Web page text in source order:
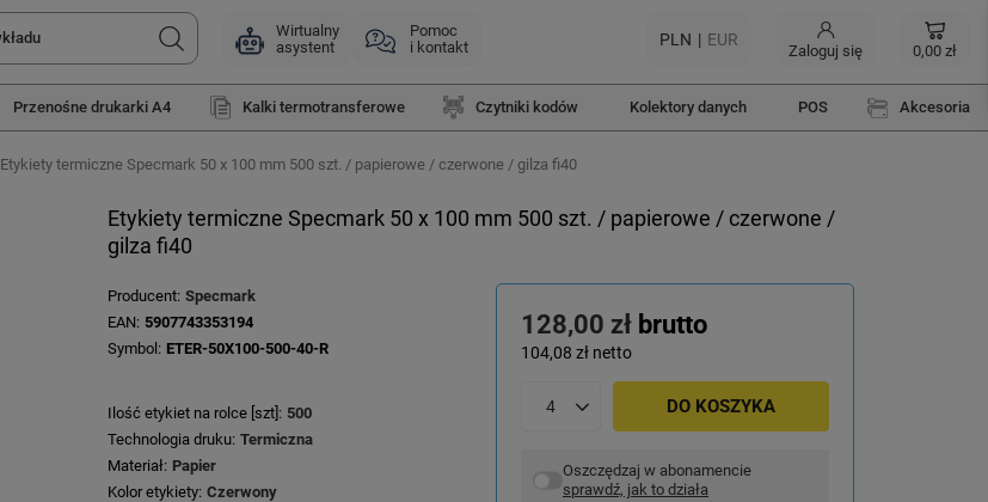
Wirtualny
asystent
Pomoc
i kontakt
PLN EUR
Zaloguj się 0,00 zł
Przenośne drukarki A4 Kalki termotransferowe Czytniki kodów Kolektory danych POS Akcesoria
Etykiety termiczne Specmark 50 x 100 mm 500 szt. / papierowe / czerwone / gilza fi40
Etykiety termiczne Specmark 50 x 100 mm 500 szt. / papierowe / czerwone /
gilza fi40
128,00 zł brutto
104,08 zł netto
DO KOSZYKA
Oszczędzaj w abonamencie
sprawdź, jak to działa
Producent Specmark
EAN 5907743353194
Symbol
ETER-50X100-500-40-R
Ilość etykiet na rolce [szt]
500
Technologia druku Termiczna
Materiał Papier
Kolor etykiety Czerwony